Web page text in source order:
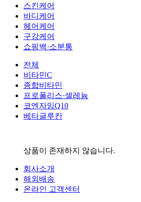
스킨케어
바디케어
헤어케어
구강케어
쇼핑백·소분통
전체
비타민C
종합비타민
프로폴리스·셀레늄
코엔자임Q10
베타글루칸
상품이 존재하지 않습니다.
회사소개
해외배송
온라인 고객센터